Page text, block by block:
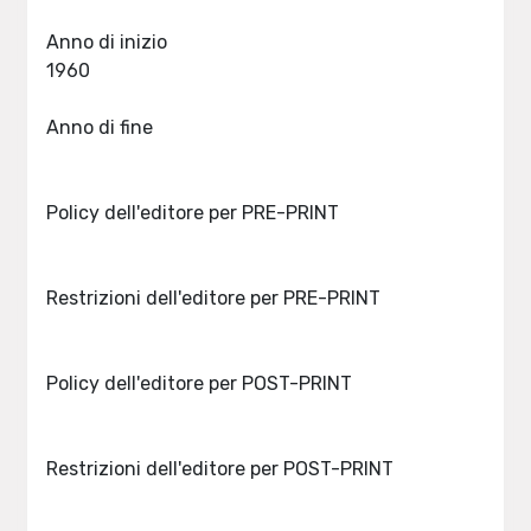
Anno di inizio
Anno di fine
Policy dell'editore per PRE-PRINT
Restrizioni dell'editore per PRE-PRINT
Policy dell'editore per POST-PRINT
Restrizioni dell'editore per POST-PRINT